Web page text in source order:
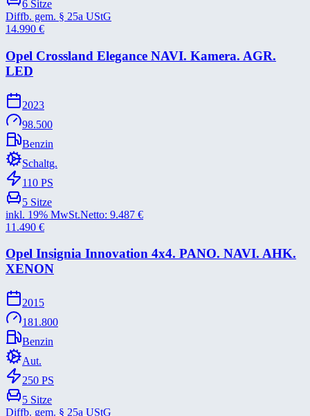
6 Sitze
Diffb. gem. § 25a UStG
14.990 €
Opel Crossland Elegance NAVI. Kamera. AGR.
LED
2023
98.500
Benzin
Schaltg.
110 PS
5 Sitze
inkl. 19% MwSt.Netto: 9.487 €
11.490 €
Opel Insignia Innovation 4x4. PANO. NAVI. AHK.
XENON
2015
181.800
Benzin
Aut.
250 PS
5 Sitze
Diffb. gem. § 25a UStG